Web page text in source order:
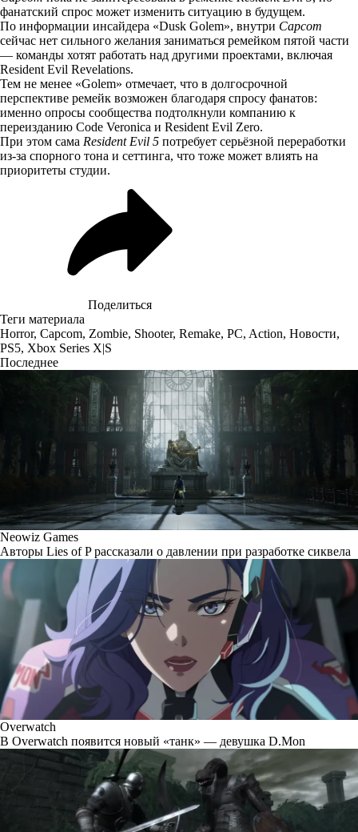
фанатский спрос может изменить ситуацию в будущем.
По информации инсайдера «Dusk Golem», внутри Capcom
сейчас нет сильного желания заниматься ремейком пятой части
— команды хотят работать над другими проектами, включая
Resident Evil Revelations.
Тем не менее «Golem» отмечает, что в долгосрочной
перспективе ремейк возможен благодаря спросу фанатов:
именно опросы сообщества подтолкнули компанию к
переизданию Code Veronica и Resident Evil Zero.
При этом сама Resident Evil 5 потребует серьёзной переработки
из-за спорного тона и сеттинга, что тоже может влиять на
приоритеты студии.
Поделиться
Теги материала
Horror, Capcom, Zombie, Shooter, Remake, PC, Action, Новости,
PS5, Xbox Series X|S
Последнее
Neowiz Games
Авторы Lies of P рассказали о давлении при разработке сиквела
Overwatch
В Overwatch появится новый «танк» — девушка D.Mon